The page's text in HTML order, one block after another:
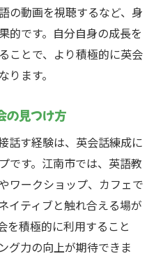
の動画を視聴するなど、身
的です。自分自身の成長を
ことで、より積極的に英会
ます。
の見つけ方
話す経験は、英会話練成に
です。江南市では、英語教
ワークショップ、カフェで
イティブと触れ合える場が
を積極的に利用すること
グ力の向上が期待できま